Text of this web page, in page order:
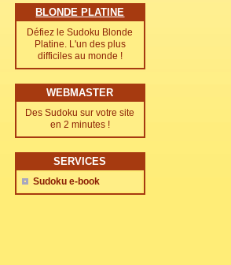
BLONDE PLATINE
Défiez le Sudoku Blonde
Platine. L'un des plus
difficiles au monde !
WEBMASTER
Des Sudoku sur votre site
en 2 minutes !
SERVICES
Sudoku e-book